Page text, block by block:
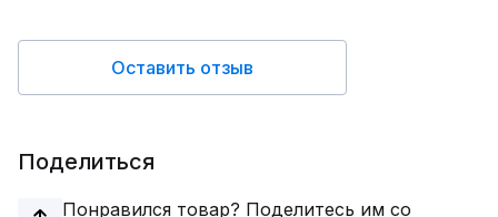
Оставить отзыв
Поделиться
Понравился товар? Поделитесь им со